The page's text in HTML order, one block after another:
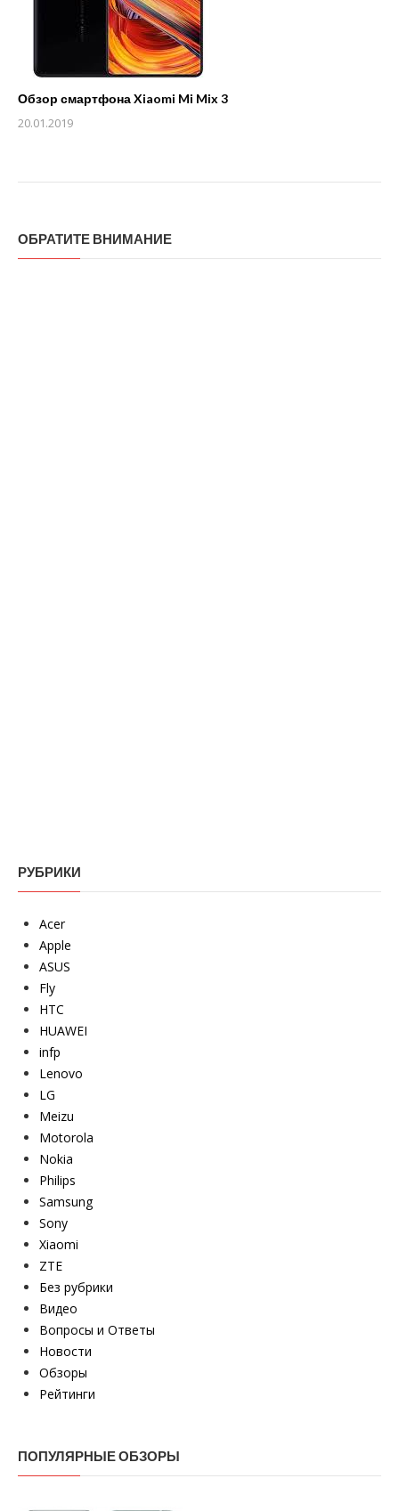
Обзор смартфона Xiaomi Mi Mix 3
20.01.2019
ОБРАТИТЕ ВНИМАНИЕ
РУБРИКИ
Acer
Apple
ASUS
Fly
HTC
HUAWEI
infp
Lenovo
LG
Meizu
Motorola
Nokia
Philips
Samsung
Sony
Xiaomi
ZTE
Без рубрики
Видео
Вопросы и Ответы
Новости
Обзоры
Рейтинги
ПОПУЛЯРНЫЕ ОБЗОРЫ